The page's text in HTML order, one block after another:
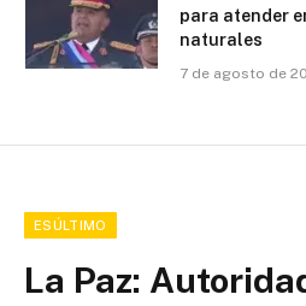
para atender
naturales
7 de agosto de
ESÚLTIMO
La Paz: